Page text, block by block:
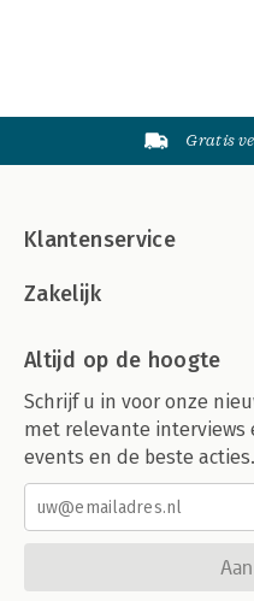
Gratis
Klantenservice
Zakelijk
Altijd op de hoogte
Schrijf u in voor onze
met relevante interviews
events en de beste acties.